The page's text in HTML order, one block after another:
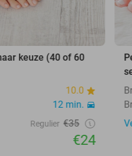
keuze (40 of 60
10.0
12 min.
Regulier €35
€24